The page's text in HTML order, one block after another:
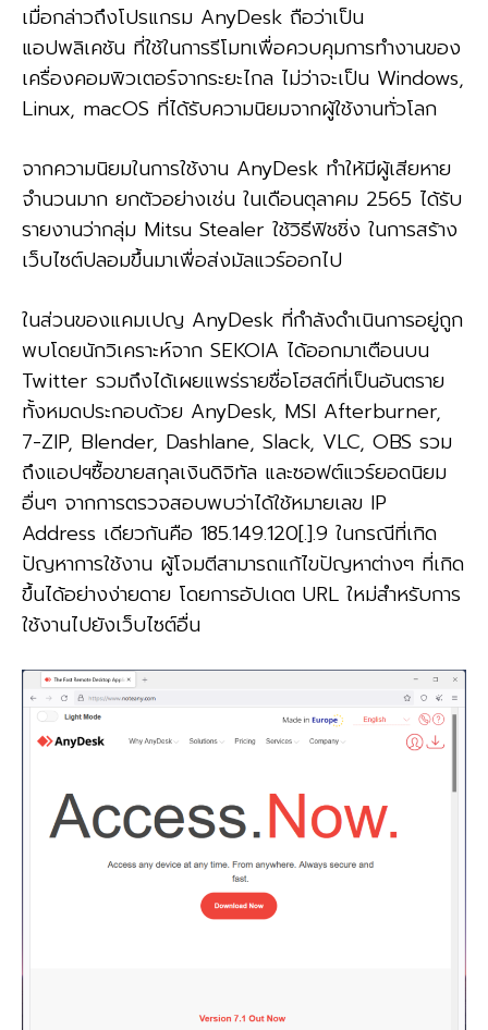
เมื่อกล่าวถึงโปรแกรม AnyDesk ถือว่าเป็น
แอปพลิเคชัน ที่ใช้ในการรีโมทเพื่อควบคุมการทำงานของ
เครื่องคอมพิวเตอร์จากระยะไกล ไม่ว่าจะเป็น Windows,
Linux, macOS ที่ได้รับความนิยมจากผู้ใช้งานทั่วโลก
จากความนิยมในการใช้งาน AnyDesk ทำให้มีผู้เสียหาย
จำนวนมาก ยกตัวอย่างเช่น ในเดือนตุลาคม 2565 ได้รับ
รายงานว่ากลุ่ม Mitsu Stealer ใช้วิธีฟิชชิ่ง ในการสร้าง
เว็บไซต์ปลอมขึ้นมาเพื่อส่งมัลแวร์ออกไป
ในส่วนของแคมเปญ AnyDesk ที่กำลังดำเนินการอยู่ถูก
พบโดยนักวิเคราะห์จาก SEKOIA ได้ออกมาเตือนบน
Twitter รวมถึงได้เผยแพร่รายชื่อโฮสต์ที่เป็นอันตราย
ทั้งหมดประกอบด้วย AnyDesk, MSI Afterburner,
7-ZIP, Blender, Dashlane, Slack, VLC, OBS รวม
ถึงแอปฯซื้อขายสกุลเงินดิจิทัล และซอฟต์แวร์ยอดนิยม
อื่นๆ จากการตรวจสอบพบว่าได้ใช้หมายเลข IP
Address เดียวกันคือ 185.149.120[.].9 ในกรณีที่เกิด
ปัญหาการใช้งาน ผู้โจมตีสามารถแก้ไขปัญหาต่างๆ ที่เกิด
ขึ้นได้อย่างง่ายดาย โดยการอัปเดต URL ใหม่สำหรับการ
ใช้งานไปยังเว็บไซต์อื่น